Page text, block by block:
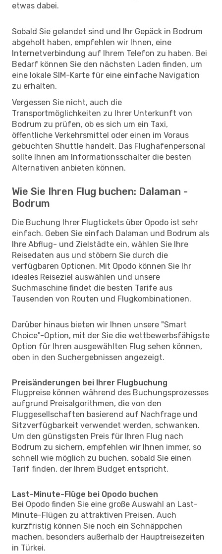
etwas dabei.
Sobald Sie gelandet sind und Ihr Gepäck in Bodrum
abgeholt haben, empfehlen wir Ihnen, eine
Internetverbindung auf Ihrem Telefon zu haben. Bei
Bedarf können Sie den nächsten Laden finden, um
eine lokale SIM-Karte für eine einfache Navigation
zu erhalten.
Vergessen Sie nicht, auch die
Transportmöglichkeiten zu Ihrer Unterkunft von
Bodrum zu prüfen, ob es sich um ein Taxi,
öffentliche Verkehrsmittel oder einen im Voraus
gebuchten Shuttle handelt. Das Flughafenpersonal
sollte Ihnen am Informationsschalter die besten
Alternativen anbieten können.
Wie Sie Ihren Flug buchen: Dalaman -
Bodrum
Die Buchung Ihrer Flugtickets über Opodo ist sehr
einfach. Geben Sie einfach Dalaman und Bodrum als
Ihre Abflug- und Zielstädte ein, wählen Sie Ihre
Reisedaten aus und stöbern Sie durch die
verfügbaren Optionen. Mit Opodo können Sie Ihr
ideales Reiseziel auswählen und unsere
Suchmaschine findet die besten Tarife aus
Tausenden von Routen und Flugkombinationen.
Darüber hinaus bieten wir Ihnen unsere "Smart
Choice"-Option, mit der Sie die wettbewerbsfähigste
Option für Ihren ausgewählten Flug sehen können,
oben in den Suchergebnissen angezeigt.
Preisänderungen bei Ihrer Flugbuchung
Flugpreise können während des Buchungsprozesses
aufgrund Preisalgorithmen, die von den
Fluggesellschaften basierend auf Nachfrage und
Sitzverfügbarkeit verwendet werden, schwanken.
Um den günstigsten Preis für Ihren Flug nach
Bodrum zu sichern, empfehlen wir Ihnen immer, so
schnell wie möglich zu buchen, sobald Sie einen
Tarif finden, der Ihrem Budget entspricht.
Last-Minute-Flüge bei Opodo buchen
Bei Opodo finden Sie eine große Auswahl an Last-
Minute-Flügen zu attraktiven Preisen. Auch
kurzfristig können Sie noch ein Schnäppchen
machen, besonders außerhalb der Hauptreisezeiten
in Türkei.